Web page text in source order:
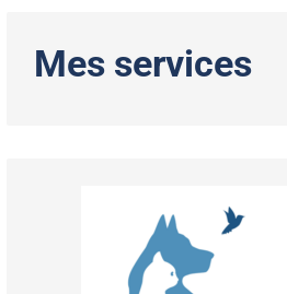
Mes services